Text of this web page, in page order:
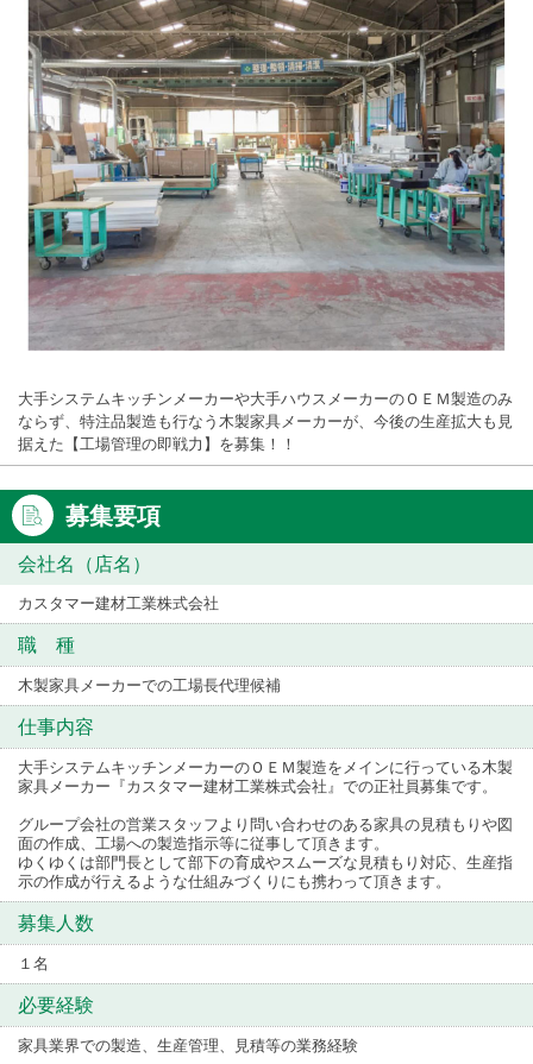
大手システムキッチンメーカーや大手ハウスメーカーのＯＥＭ製造のみ
ならず、特注品製造も行なう木製家具メーカーが、今後の生産拡大も見
据えた【工場管理の即戦力】を募集！！
募集要項
会社名（店名）
カスタマー建材工業株式会社
職 種
木製家具メーカーでの工場長代理候補
仕事内容
大手システムキッチンメーカーのＯＥＭ製造をメインに行っている木製
家具メーカー『カスタマー建材工業株式会社』での正社員募集です。
グループ会社の営業スタッフより問い合わせのある家具の見積もりや図
面の作成、工場への製造指示等に従事して頂きます。
ゆくゆくは部門長として部下の育成やスムーズな見積もり対応、生産指
示の作成が行えるような仕組みづくりにも携わって頂きます。
募集人数
１名
必要経験
家具業界での製造、生産管理、見積等の業務経験